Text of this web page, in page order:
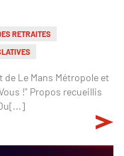
RETRAITES
Le Mans Métropole et
!" Propos recueillis